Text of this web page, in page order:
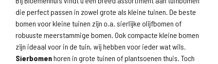
die perfect passen in zowel grote als kleine tuinen. De beste
bomen voor kleine tuinen zijn o.a. sierlijke olijfbomen of
robuuste meerstammige bomen. Ook compacte kleine bomen
zijn ideaal voor in de tuin, wij hebben voor ieder wat wils.
Sierbomenhoren in grote tuinen of plantsoenen thuis. Toch